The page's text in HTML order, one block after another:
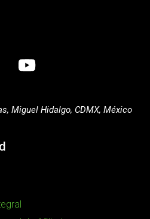
Miguel Hidalgo, CDMX, México